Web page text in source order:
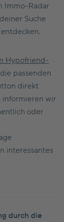
Immo-Radar
Suche
Hypofriend-
passenden
direkt
informieren wir
oder
interessantes
durch die